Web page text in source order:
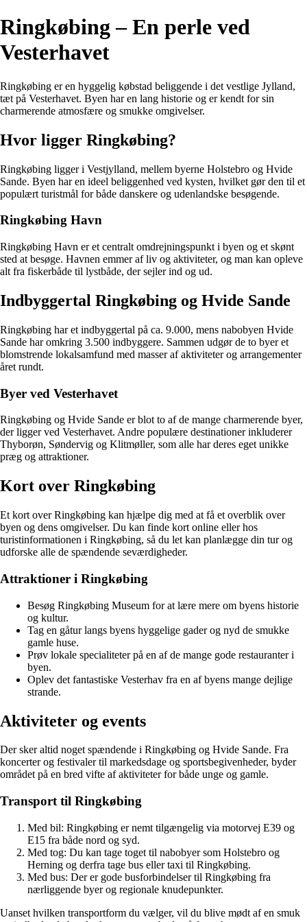
Ringkøbing – En perle ved
Vesterhavet
Ringkøbing er en hyggelig købstad beliggende i det vestlige Jylland,
tæt på Vesterhavet. Byen har en lang historie og er kendt for sin
charmerende atmosfære og smukke omgivelser.
Hvor ligger Ringkøbing?
Ringkøbing ligger i Vestjylland, mellem byerne Holstebro og Hvide
Sande. Byen har en ideel beliggenhed ved kysten, hvilket gør den til et
populært turistmål for både danskere og udenlandske besøgende.
Ringkøbing Havn
Ringkøbing Havn er et centralt omdrejningspunkt i byen og et skønt
sted at besøge. Havnen emmer af liv og aktiviteter, og man kan opleve
alt fra fiskerbåde til lystbåde, der sejler ind og ud.
Indbyggertal Ringkøbing og Hvide Sande
Ringkøbing har et indbyggertal på ca. 9.000, mens nabobyen Hvide
Sande har omkring 3.500 indbyggere. Sammen udgør de to byer et
blomstrende lokalsamfund med masser af aktiviteter og arrangementer
året rundt.
Byer ved Vesterhavet
Ringkøbing og Hvide Sande er blot to af de mange charmerende byer,
der ligger ved Vesterhavet. Andre populære destinationer inkluderer
Thyborøn, Søndervig og Klitmøller, som alle har deres eget unikke
præg og attraktioner.
Kort over Ringkøbing
Et kort over Ringkøbing kan hjælpe dig med at få et overblik over
byen og dens omgivelser. Du kan finde kort online eller hos
turistinformationen i Ringkøbing, så du let kan planlægge din tur og
udforske alle de spændende seværdigheder.
Attraktioner i Ringkøbing
Besøg Ringkøbing Museum for at lære mere om byens historie
og kultur.
Tag en gåtur langs byens hyggelige gader og nyd de smukke
gamle huse.
Prøv lokale specialiteter på en af de mange gode restauranter i
byen.
Oplev det fantastiske Vesterhav fra en af byens mange dejlige
strande.
Aktiviteter og events
Der sker altid noget spændende i Ringkøbing og Hvide Sande. Fra
koncerter og festivaler til markedsdage og sportsbegivenheder, byder
området på en bred vifte af aktiviteter for både unge og gamle.
Transport til Ringkøbing
Med bil: Ringkøbing er nemt tilgængelig via motorvej E39 og
E15 fra både nord og syd.
Med tog: Du kan tage toget til nabobyer som Holstebro og
Herning og derfra tage bus eller taxi til Ringkøbing.
Med bus: Der er gode busforbindelser til Ringkøbing fra
nærliggende byer og regionale knudepunkter.
Uanset hvilken transportform du vælger, vil du blive mødt af en smuk